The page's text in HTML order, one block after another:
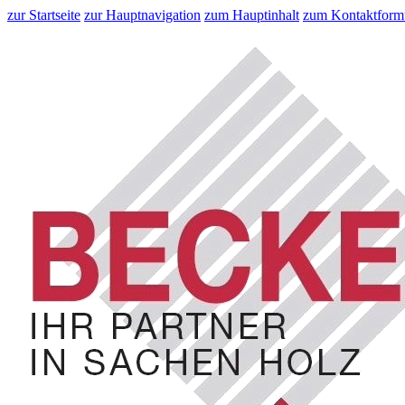
zur Startseite zur Hauptnavigation zum Hauptinhalt zum